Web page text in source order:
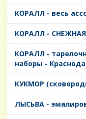
КОРАЛЛ - весь
КОРАЛЛ -
КОРАЛЛ -
наборы -
КУКМОР
ЛЫСЬВА -